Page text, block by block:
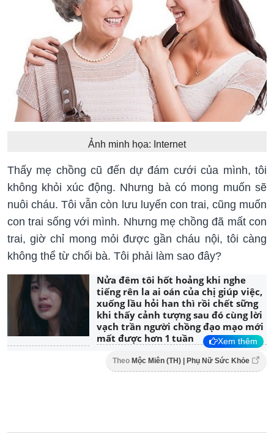
Ảnh minh họa: Internet
Thấy mẹ chồng cũ đến dự đám cưới của mình, tôi
không khỏi xúc động. Nhưng bà có mong muốn sẽ
nuôi cháu. Tôi vẫn còn lưu luyến con trai, cũng muốn
con trai sống với mình. Nhưng mẹ chồng đã mất con
trai, giờ chỉ mong mỏi được gần cháu nội, tôi càng
không thể từ chối bà. Tôi phải làm sao đây?
Nửa đêm tôi hốt hoảng khi nghe
tiếng rên la ai oán của chị giúp việc,
xuống lầu hỏi han thì rồi chết sững
khi thấy cảnh tượng sau đó cùng lời
vạch trần người chồng đạo mạo mới
mất được hơn 1 tuần
Xem thêm
Theo Mộc Miên (TH) | Phụ Nữ Sức Khỏe